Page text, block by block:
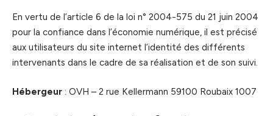
En vertu de l’article 6 de la loi n° 2004-575 du 21 juin 2004
pour la confiance dans l’économie numérique, il est précisé
aux utilisateurs du site internet l’identité des différents
intervenants dans le cadre de sa réalisation et de son suivi.
Hébergeur : OVH – 2 rue Kellermann 59100 Roubaix 1007